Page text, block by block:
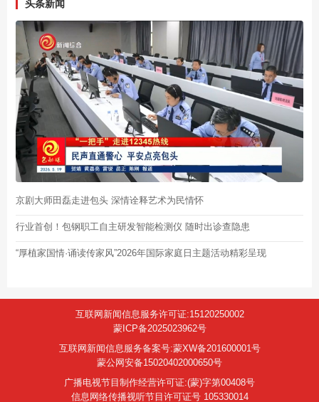
头条新闻
京剧大师田磊走进包头 深情诠释艺术为民情怀
行业首创！包钢职工自主研发智能检测仪 随时出诊查隐患
“厚植家国情·诵读传家风”2026年国际家庭日主题活动精彩呈现
互联网新闻信息服务许可证:15120250002
蒙ICP备2025023962号
互联网新闻信息服务备案号:蒙XW备201600001号
蒙公网安备15020402000650号
广播电视节目制作经营许可证:(蒙)字第00408号
信息网络传播视听节目许可证号 105330014